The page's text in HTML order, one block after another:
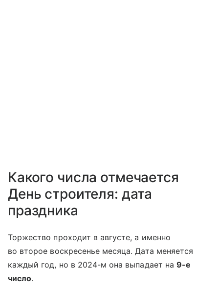
Какого числа отмечается
День строителя: дата
праздника
Торжество проходит в августе, а именно
во второе воскресенье месяца. Дата меняется
каждый год, но в 2024-м она выпадает на 9-е
число.